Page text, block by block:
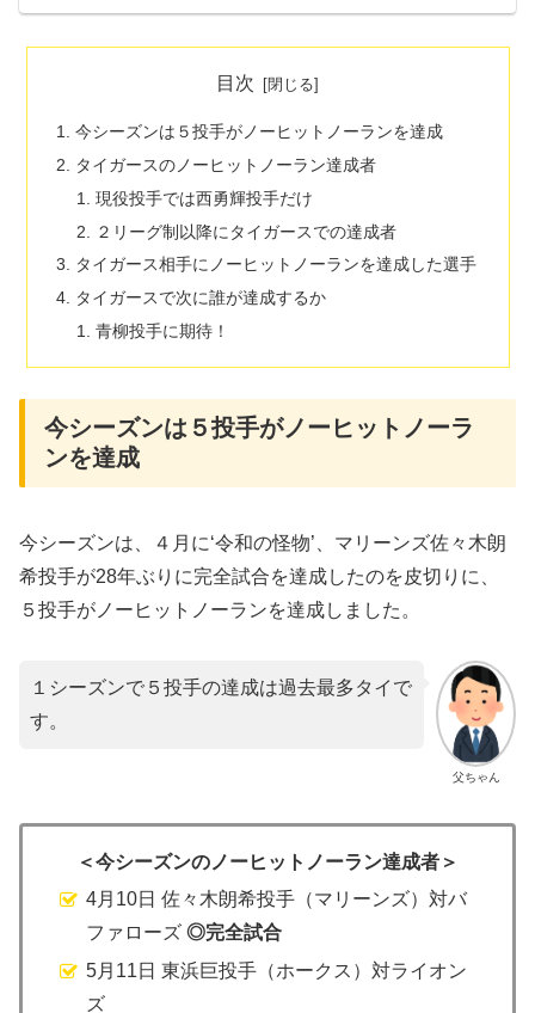
目次
今シーズンは５投手がノーヒットノーランを達成
タイガースのノーヒットノーラン達成者
現役投手では西勇輝投手だけ
２リーグ制以降にタイガースでの達成者
タイガース相手にノーヒットノーランを達成した選手
タイガースで次に誰が達成するか
青柳投手に期待！
今シーズンは５投手がノーヒットノーラ
ンを達成
今シーズンは、４月に‘令和の怪物’、マリーンズ佐々木朗
希投手が28年ぶりに完全試合を達成したのを皮切りに、
５投手がノーヒットノーランを達成しました。
父ちゃん
１シーズンで５投手の達成は過去最多タイで
す。
＜今シーズンのノーヒットノーラン達成者＞
4月10日 佐々木朗希投手（マリーンズ）対バ
ファローズ◎完全試合
5月11日 東浜巨投手（ホークス）対ライオン
ズ